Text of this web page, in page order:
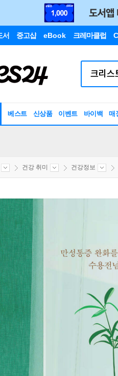
서 중고샵 eBook 크레마클럽
베스트 신상품 이벤트 바이백 매
건강 취미 건강정보